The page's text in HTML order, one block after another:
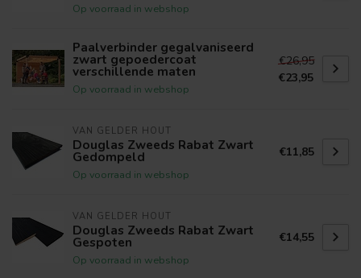
Op voorraad in webshop
Paalverbinder gegalvaniseerd
zwart gepoedercoat
verschillende maten
Op voorraad in webshop
€26,95
€23,95
VAN GELDER HOUT
Douglas Zweeds Rabat Zwart
Gedompeld
Op voorraad in webshop
€11,85
VAN GELDER HOUT
Douglas Zweeds Rabat Zwart
Gespoten
Op voorraad in webshop
€14,55